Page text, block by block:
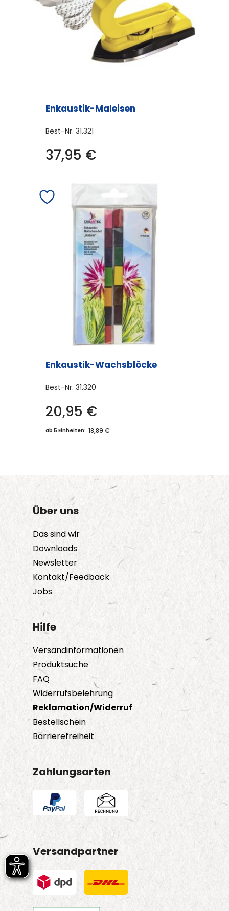
Enkaustik-Maleisen
Best-Nr. 31.321
37,95 €
Enkaustik-Wachsblöcke
Best-Nr. 31.320
20,95 €
ab 5 Einheiten: 18,89 €
Über uns
Das sind wir
Downloads
Newsletter
Kontakt/Feedback
Jobs
Hilfe
Versandinformationen
Produktsuche
FAQ
Widerrufsbelehrung
Reklamation/Widerruf
Bestellschein
Barrierefreiheit
Zahlungsarten
Versandpartner